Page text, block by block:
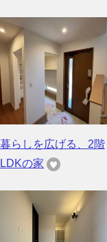
暮らしを広げる、2階
LDKの家